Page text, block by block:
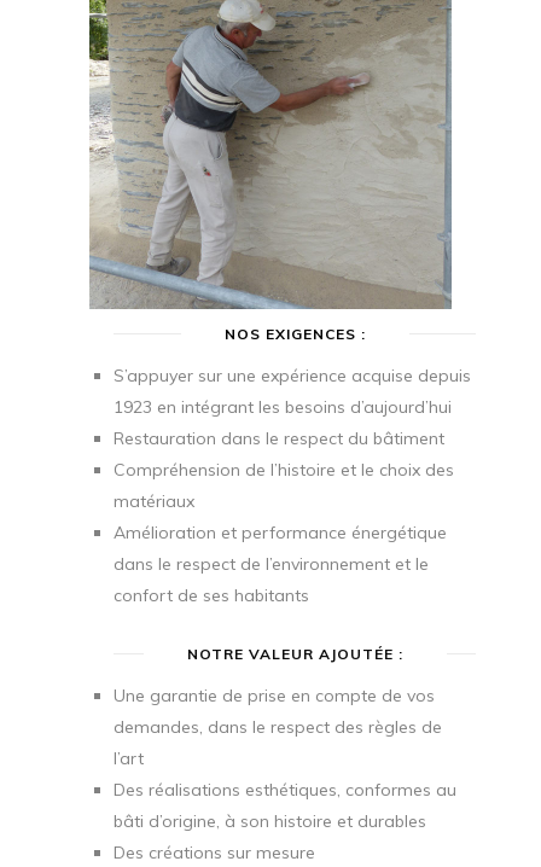
NOS EXIGENCES :
S’appuyer sur une expérience acquise depuis
1923 en intégrant les besoins d’aujourd’hui
Restauration dans le respect du bâtiment
Compréhension de l’histoire et le choix des
matériaux
Amélioration et performance énergétique
dans le respect de l’environnement et le
confort de ses habitants
NOTRE VALEUR AJOUTÉE :
Une garantie de prise en compte de vos
demandes, dans le respect des règles de
l’art
Des réalisations esthétiques, conformes au
bâti d’origine, à son histoire et durables
Des créations sur mesure